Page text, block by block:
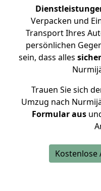
Verpacken und
Transport Ihres
persönlichen
sein, dass alles
Trauen Sie sich
Umzug nach
Formular aus
Kostenlose